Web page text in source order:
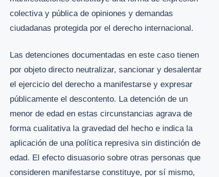
colectiva y pública de opiniones y demandas
ciudadanas protegida por el derecho internacional.
Las detenciones documentadas en este caso tienen
por objeto directo neutralizar, sancionar y desalentar
el ejercicio del derecho a manifestarse y expresar
públicamente el descontento. La detención de un
menor de edad en estas circunstancias agrava de
forma cualitativa la gravedad del hecho e indica la
aplicación de una política represiva sin distinción de
edad. El efecto disuasorio sobre otras personas que
consideren manifestarse constituye, por sí mismo,